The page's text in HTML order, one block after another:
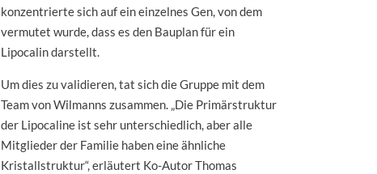
konzentrierte sich auf ein einzelnes Gen, von dem
vermutet wurde, dass es den Bauplan für ein
Lipocalin darstellt.
Um dies zu validieren, tat sich die Gruppe mit dem
Team von Wilmanns zusammen. „Die Primärstruktur
der Lipocaline ist sehr unterschiedlich, aber alle
Mitglieder der Familie haben eine ähnliche
Kristallstruktur“, erläutert Ko-Autor Thomas